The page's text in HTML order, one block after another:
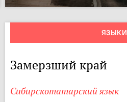
ЯЗЫКИ
Замерзший край
Сибирскотатарский язык